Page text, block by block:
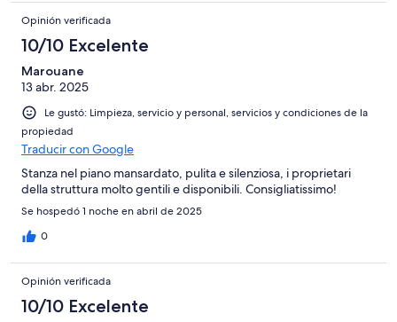
Opinión verificada
10/10 Excelente
Marouane
13 abr. 2025
Le gustó: Limpieza, servicio y personal, servicios y condiciones de la
propiedad
Traducir con Google
Stanza nel piano mansardato, pulita e silenziosa, i proprietari
della struttura molto gentili e disponibili. Consigliatissimo!
Se hospedó 1 noche en abril de 2025
0
Opinión verificada
10/10 Excelente